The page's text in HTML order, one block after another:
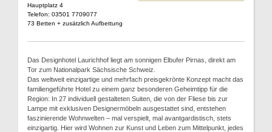
Hauptplatz 4
Telefon: 03501 7709077
73 Betten + zusätzlich Aufbettung
Das Designhotel Laurichhof liegt am sonnigen Elbufer Pirnas, direkt am
Tor zum Nationalpark Sächsische Schweiz.
Das weltweit einzigartige und mehrfach preisgekrönte Konzept macht das
familiengeführte Hotel zu einem ganz besonderen Geheimtipp für die
Region: In 27 individuell gestalteten Suiten, die von der Fliese bis zur
Lampe mit exklusiven Designermöbeln ausgestattet sind, entstehen
faszinierende Wohnwelten – mal verspielt, mal avantgardistisch, stets
einzigartig. Hier wird Wohnen zur Kunst und Leben zum Mittelpunkt, jedes